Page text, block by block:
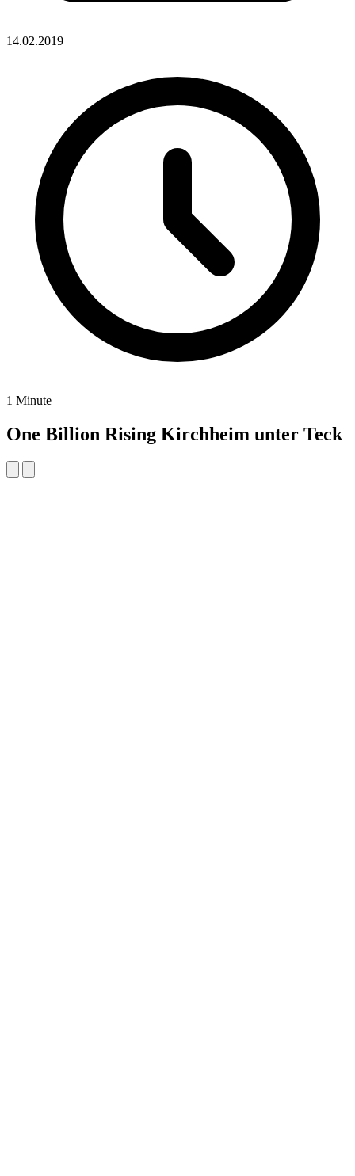
14.02.2019
1 Minute
One Billion Rising Kirchheim unter Teck